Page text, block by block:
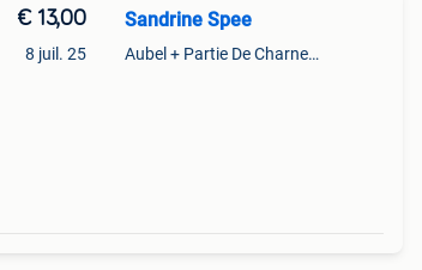
€ 13,00
8 juil. 25
Sandrine Spee
Aubel + Partie De Charneux